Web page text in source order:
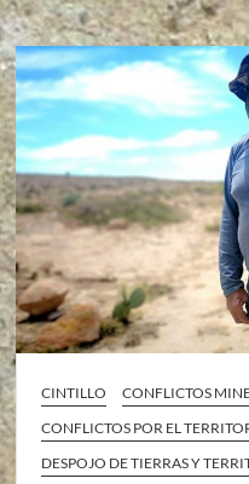
CINTILLO
CONFLICTOS
CONFLICTOS POR EL
DESPOJO DE TIERRAS Y